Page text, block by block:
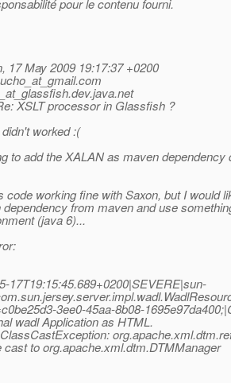
pour le contenu fourni.
17 May 2009 19:17:37 +0200
com
dev.java.net
XSLT processor in Glassfish ?
worked :(
to add the XALAN as maven dependency
code working fine with Saxon, but I would
from maven and use
(java 6)...
17T19:15:45.689+0200|SEVERE|sun-
3ee0-45aa-8b08-
wadl Application as HTML.
cast to org.apache.xml.dtm.DTMManager